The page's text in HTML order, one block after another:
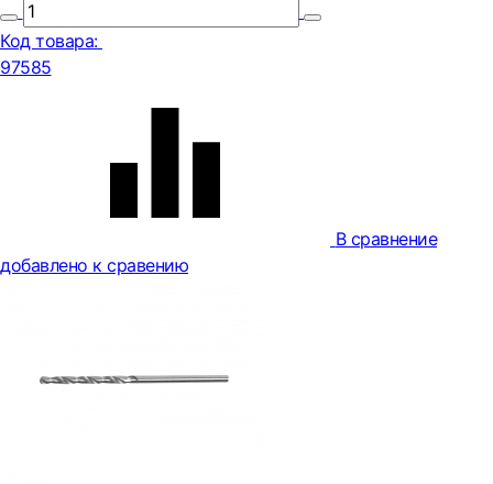
Код товара:
97585
В сравнение
добавлено к сравению